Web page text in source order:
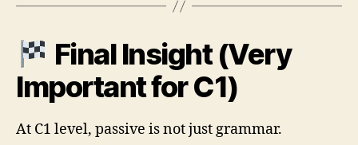
Final Insight (Very
Important for C1)
At C1 level, passive is not just grammar.